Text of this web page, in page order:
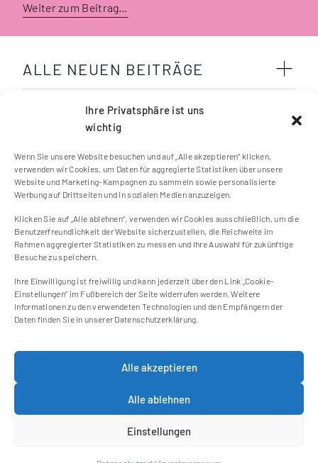
Ihre Privatsphäre ist uns
wichtig
Wenn Sie unsere Website besuchen und auf „Alle akzeptieren“ klicken,
verwenden wir Cookies, um Daten für aggregierte Statistiken über unsere
Website und Marketing-Kampagnen zu sammeln sowie personalisierte
Werbung auf Drittseiten und in sozialen Medien anzuzeigen.
Klicken Sie auf „Alle ablehnen“, verwenden wir Cookies ausschließlich, um die
Benutzerfreundlichkeit der Website sicherzustellen, die Reichweite im
Rahmen aggregierter Statistiken zu messen und Ihre Auswahl für zukünftige
Besuche zu speichern.
Ihre Einwilligung ist freiwillig und kann jederzeit über den Link „Cookie-
Einstellungen“ im Fußbereich der Seite widerrufen werden. Weitere
Informationen zu den verwendeten Technologien und den Empfängern der
Daten finden Sie in unserer Datenschutzerklärung.
Alle akzeptieren
Alle ablehnen
Einstellungen
Weiter zum Beitrag…
ALLE NEUEN BEITRÄGE
SCHLAGWÖRTER
Kontakt
Impressum
Cookie Einstellungen
Datenschutzerklärung
Cookie-Richtlinie (EU)
Newsletter
Jetzt zum Newsletter anmelden und keine